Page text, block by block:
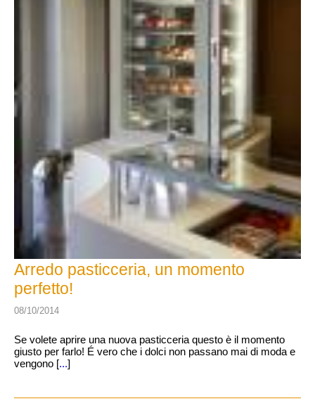
Arredo pasticceria, un momento
perfetto!
08/10/2014
Se volete aprire una nuova pasticceria questo è il momento
giusto per farlo! É vero che i dolci non passano mai di moda e
vengono [...]